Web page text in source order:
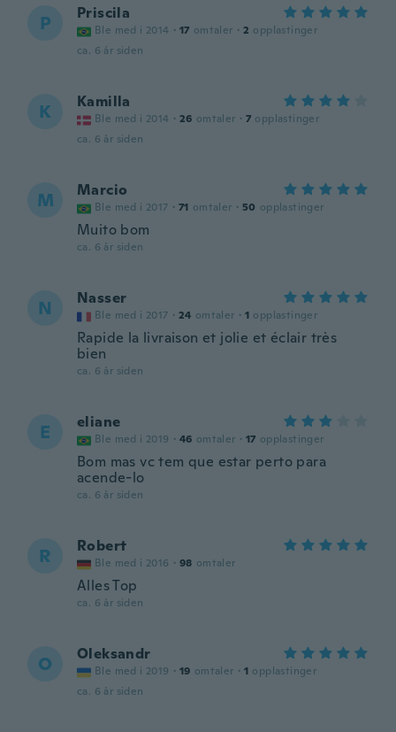
P Priscila
Ble med i 2014 · 17 omtaler · 2 opplastinger
ca. 6 år siden
K Kamilla
Ble med i 2014 · 26 omtaler · 7 opplastinger
ca. 6 år siden
M Marcio
Ble med i 2017 · 71 omtaler · 50 opplastinger
Muito bom
ca. 6 år siden
N Nasser
Ble med i 2017 · 24 omtaler · 1 opplastinger
Rapide la livraison et jolie et éclair très
bien
ca. 6 år siden
E eliane
Ble med i 2019 · 46 omtaler · 17 opplastinger
Bom mas vc tem que estar perto para
acende-lo
ca. 6 år siden
R Robert
Ble med i 2016 · 98 omtaler
Alles Top
ca. 6 år siden
O Oleksandr
Ble med i 2019 · 19 omtaler · 1 opplastinger
ca. 6 år siden